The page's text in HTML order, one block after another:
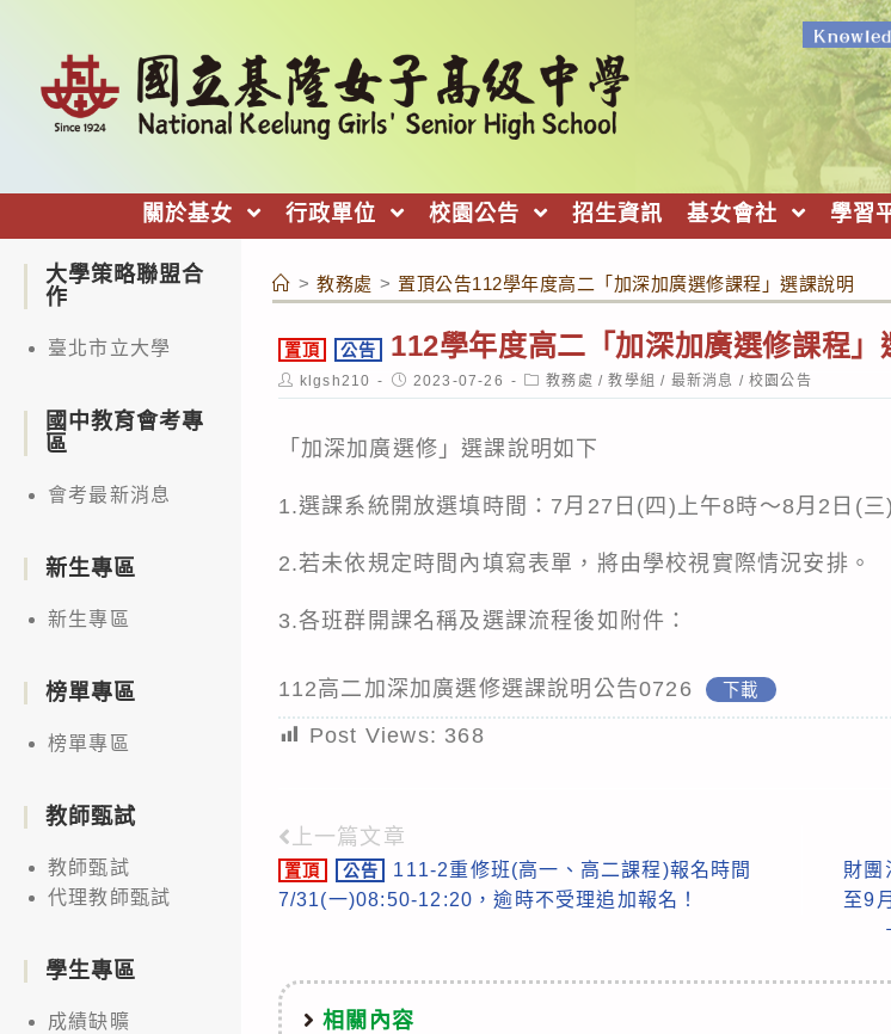
關於基女 行政單位 校園公告 招生資訊 基女會社 學習
> 教務處 > 置頂公告112學年度高二「加深加廣選修課程」選課說明
置頂 公告 112學年度高二「加深加廣選修課程」
Post
author:
klgsh210
Post
published:
2023-07-26
Post
category:
教務處 / 教學組 / 最新消息 / 校園公告
「加深加廣選修」選課說明如下
1.選課系統開放選填時間：7月27日(四)上午8時～8月2日(三
2.若未依規定時間內填寫表單，將由學校視實際情況安排。
3.各班群開課名稱及選課流程後如附件：
112高二加深加廣選修選課說明公告0726 下載
Post Views: 368
Read
more
上一篇文章
置頂 公告
111-2重修班(高一、高二課程)報名時間
7/31(一)08:50-12:20，逾時不受理追加報名！
財團
至9
相關內容
大學策略聯盟合
作
臺北市立大學
國中教育會考專
區
會考最新消息
新生專區
新生專區
榜單專區
榜單專區
教師甄試
教師甄試
代理教師甄試
學生專區
成績缺曠